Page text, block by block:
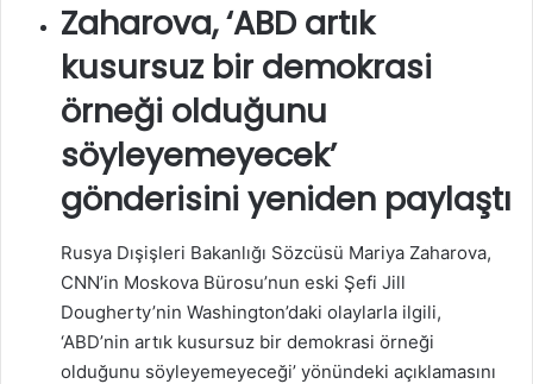
Zaharova, ‘ABD artık
kusursuz bir demokrasi
örneği olduğunu
söyleyemeyecek’
gönderisini yeniden paylaştı
Rusya Dışişleri Bakanlığı Sözcüsü Mariya Zaharova,
CNN’in Moskova Bürosu’nun eski Şefi Jill
Dougherty’nin Washington’daki olaylarla ilgili,
‘ABD’nin artık kusursuz bir demokrasi örneği
olduğunu söyleyemeyeceği’ yönündeki açıklamasını